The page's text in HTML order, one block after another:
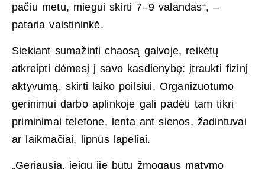
pačiu metu, miegui skirti 7–9 valandas“, –
pataria vaistininkė.
Siekiant sumažinti chaosą galvoje, reikėtų
atkreipti dėmesį į savo kasdienybę: įtraukti fizinį
aktyvumą, skirti laiko poilsiui. Organizuotumo
gerinimui darbo aplinkoje gali padėti tam tikri
priminimai telefone, lenta ant sienos, žadintuvai
ar laikmačiai, lipnūs lapeliai.
„Geriausia, jeigu jie būtų žmogaus matymo